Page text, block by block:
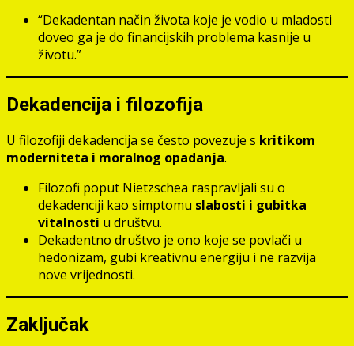
“Dekadentan način života koje je vodio u mladosti
doveo ga je do financijskih problema kasnije u
životu.”
Dekadencija i filozofija
U filozofiji dekadencija se često povezuje s kritikom
moderniteta i moralnog opadanja.
Filozofi poput Nietzschea raspravljali su o
dekadenciji kao simptomu slabosti i gubitka
vitalnosti u društvu.
Dekadentno društvo je ono koje se povlači u
hedonizam, gubi kreativnu energiju i ne razvija
nove vrijednosti.
Zaključak